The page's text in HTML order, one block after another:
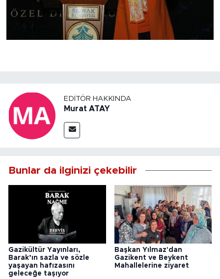
EDITÖR HAKKINDA
Murat ATAY
Bunlar da ilginizi çekebilir
Gazikültür Yayınları,
Barak’ın sazla ve sözle
yaşayan hafızasını
geleceğe taşıyor
Başkan Yılmaz'dan
Gazikent ve Beykent
Mahallelerine ziyaret